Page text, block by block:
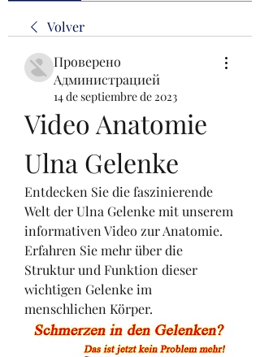
Volver
Проверено
Администрацией
14 de septiembre de 2023
Video Anatomie
Ulna Gelenke
Entdecken Sie die faszinierende
Welt der Ulna Gelenke mit unserem
informativen Video zur Anatomie.
Erfahren Sie mehr über die
Struktur und Funktion dieser
wichtigen Gelenke im
menschlichen Körper.